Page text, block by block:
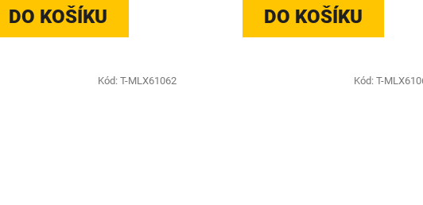
DO KOŠÍKU DO KOŠÍKU
Kód:T-MLX61062 Kód: T-